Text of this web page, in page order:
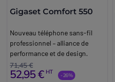
Gigaset Comfort 550
Nouveau téléphone sans-fil
professionnel – alliance de
performance et de design.
71,45 €
52,95 € HT -26%